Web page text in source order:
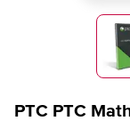
PTC PTС